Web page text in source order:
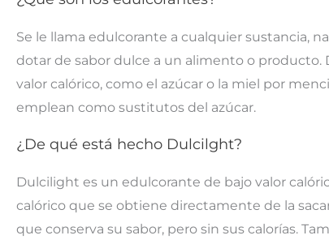
Se le llama edulcorante a cualquier sustancia,
dotar de sabor dulce a un alimento o
valor calórico, como el azúcar o la miel por
emplean como sustitutos del azúcar.
¿De qué está hecho Dulcilght?
Dulcilight es un edulcorante de bajo valor
calórico que se obtiene directamente de la
que conserva su sabor, pero sin sus calorías.